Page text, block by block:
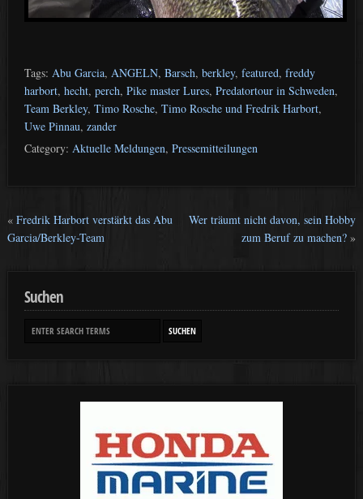
Tags: Abu Garcia, ANGELN, Barsch, berkley, featured, freddy
harbort, hecht, perch, Pike master Lures, Predatortour in Schweden,
Team Berkley, Timo Rosche, Timo Rosche und Fredrik Harbort,
Uwe Pinnau, zander
Category: Aktuelle Meldungen, Pressemitteilungen
« Fredrik Harbort verstärkt das Abu
Garcia/Berkley-Team
Wer träumt nicht davon, sein Hobby
zum Beruf zu machen? »
Suchen